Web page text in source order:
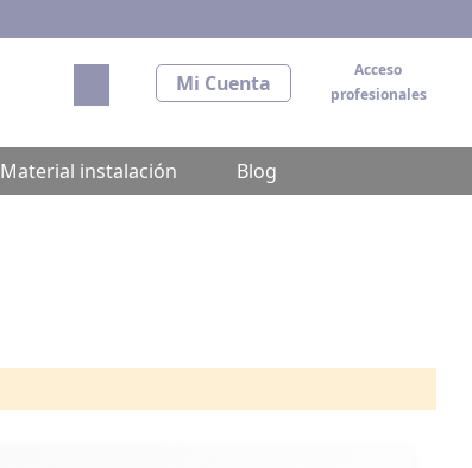
Acceso
profesionales
Mi Cuenta
Mi carrito
Material instalación Blog